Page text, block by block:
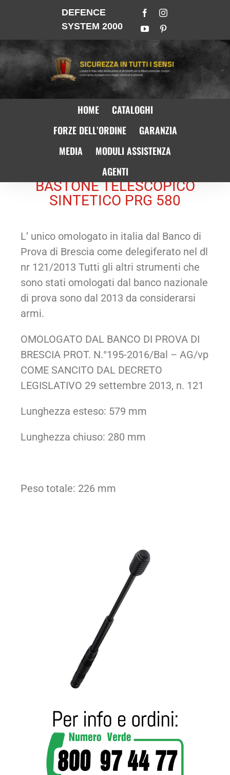
DEFENCE
SYSTEM 2000
HOME
CATALOGHI
FORZE DELL’ORDINE
GARANZIA
MEDIA
MODULI ASSISTENZA
AGENTI
BASTONE TELESCOPICO
SINTETICO PRG 580
L’ unico omologato in italia dal Banco di
Prova di Brescia come delegiferato nel dl
nr 121/2013 Tutti gli altri strumenti che
sono stati omologati dal banco nazionale
di prova sono dal 2013 da considerarsi
armi.
OMOLOGATO DAL BANCO DI PROVA DI
BRESCIA PROT. N.°195-2016/Bal – AG/vp
COME SANCITO DAL DECRETO
LEGISLATIVO 29 settembre 2013, n. 121
Lunghezza esteso: 579 mm
Lunghezza chiuso: 280 mm
Peso totale: 226 mm